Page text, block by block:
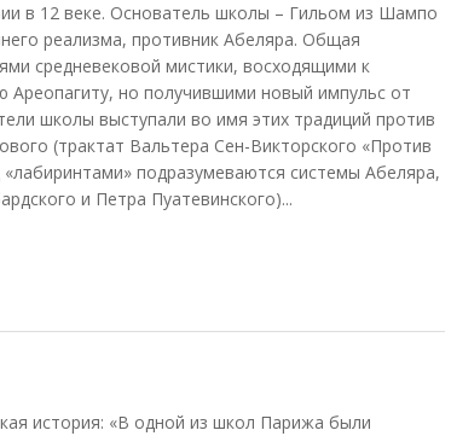
в 12 веке. Основатель школы – Гильом из Шампо
реализма, противник Абеляра. Общая
средневековой мистики, восходящими к
Ареопагиту, но получившими новый импульс от
школы выступали во имя этих традиций против
(трактат Вальтера Сен-Викторского «Против
подразумеваются системы Абеляра,
и Петра Пуатевинского)...
история: «В одной из школ Парижа были